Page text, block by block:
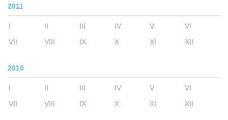
2011
I II III IV V
VI
VII
VIII IX X XI XII
2010
I II III IV V
VI
VII
VIII IX X XI XII